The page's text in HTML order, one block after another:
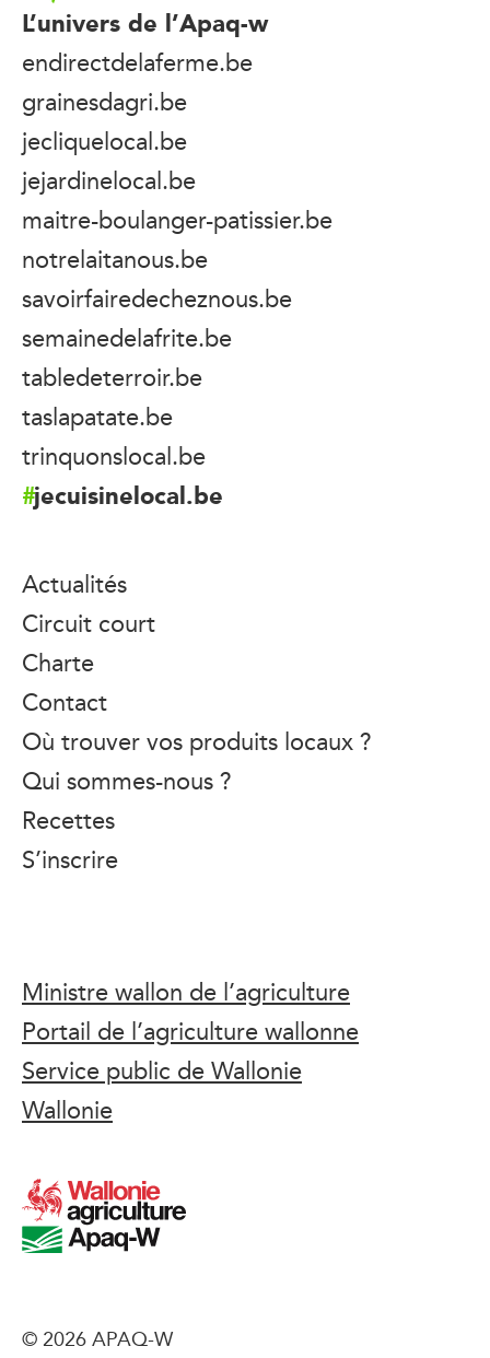
L’univers de l’Apaq-w
endirectdelaferme.be
grainesdagri.be
jecliquelocal.be
jejardinelocal.be
maitre-boulanger-patissier.be
notrelaitanous.be
savoirfairedecheznous.be
semainedelafrite.be
tabledeterroir.be
taslapatate.be
trinquonslocal.be
jecuisinelocal.be
Actualités
Circuit court
Charte
Contact
Où trouver vos produits locaux ?
Qui sommes-nous ?
Recettes
S’inscrire
Ministre wallon de l’agriculture
Portail de l’agriculture wallonne
Service public de Wallonie
Wallonie
© 2026 APAQ-W